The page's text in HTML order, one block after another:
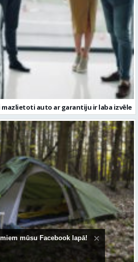
mazlietoti auto ar garantiju ir laba izvēle
tehniskie parametri un
mūsu Facebook lapā!